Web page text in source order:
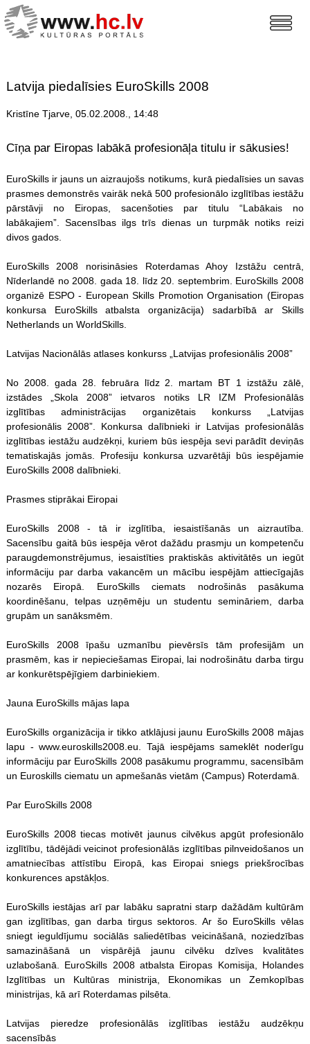
Latvija piedalīsies EuroSkills 2008
Kristīne Tjarve, 05.02.2008., 14:48
Cīņa par Eiropas labākā profesionāļa titulu ir sākusies!
EuroSkills ir jauns un aizraujošs notikums, kurā piedalīsies un savas
prasmes demonstrēs vairāk nekā 500 profesionālo izglītības iestāžu
pārstāvji no Eiropas, sacenšoties par titulu “Labākais no
labākajiem”. Sacensības ilgs trīs dienas un turpmāk notiks reizi
divos gados.
EuroSkills 2008 norisināsies Roterdamas Ahoy Izstāžu centrā,
Nīderlandē no 2008. gada 18. līdz 20. septembrim. EuroSkills 2008
organizē ESPO - European Skills Promotion Organisation (Eiropas
konkursa EuroSkills atbalsta organizācija) sadarbībā ar Skills
Netherlands un WorldSkills.
Latvijas Nacionālās atlases konkurss „Latvijas profesionālis 2008”
No 2008. gada 28. februāra līdz 2. martam BT 1 izstāžu zālē,
izstādes „Skola 2008” ietvaros notiks LR IZM Profesionālās
izglītības administrācijas organizētais konkurss „Latvijas
profesionālis 2008”. Konkursa dalībnieki ir Latvijas profesionālās
izglītības iestāžu audzēkņi, kuriem būs iespēja sevi parādīt deviņās
tematiskajās jomās. Profesiju konkursa uzvarētāji būs iespējamie
EuroSkills 2008 dalībnieki.
Prasmes stiprākai Eiropai
EuroSkills 2008 - tā ir izglītība, iesaistīšanās un aizrautība.
Sacensību gaitā būs iespēja vērot dažādu prasmju un kompetenču
paraugdemonstrējumus, iesaistīties praktiskās aktivitātēs un iegūt
informāciju par darba vakancēm un mācību iespējām attiecīgajās
nozarēs Eiropā. EuroSkills ciemats nodrošinās pasākuma
koordinēšanu, telpas uzņēmēju un studentu semināriem, darba
grupām un sanāksmēm.
EuroSkills 2008 īpašu uzmanību pievērsīs tām profesijām un
prasmēm, kas ir nepieciešamas Eiropai, lai nodrošinātu darba tirgu
ar konkurētspējīgiem darbiniekiem.
Jauna EuroSkills mājas lapa
EuroSkills organizācija ir tikko atklājusi jaunu EuroSkills 2008 mājas
lapu - www.euroskills2008.eu. Tajā iespējams sameklēt noderīgu
informāciju par EuroSkills 2008 pasākumu programmu, sacensībām
un Euroskills ciematu un apmešanās vietām (Campus) Roterdamā.
Par EuroSkills 2008
EuroSkills 2008 tiecas motivēt jaunus cilvēkus apgūt profesionālo
izglītību, tādējādi veicinot profesionālās izglītības pilnveidošanos un
amatniecības attīstību Eiropā, kas Eiropai sniegs priekšrocības
konkurences apstākļos.
EuroSkills iestājas arī par labāku sapratni starp dažādām kultūrām
gan izglītības, gan darba tirgus sektoros. Ar šo EuroSkills vēlas
sniegt ieguldījumu sociālās saliedētības veicināšanā, noziedzības
samazināšanā un vispārējā jaunu cilvēku dzīves kvalitātes
uzlabošanā. EuroSkills 2008 atbalsta Eiropas Komisija, Holandes
Izglītības un Kultūras ministrija, Ekonomikas un Zemkopības
ministrijas, kā arī Roterdamas pilsēta.
Latvijas pieredze profesionālās izglītības iestāžu audzēkņu
sacensībās